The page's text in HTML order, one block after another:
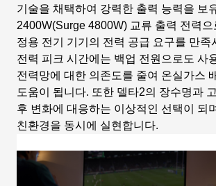
기술을 채택하여 강력한 출력 능력을 보
2400W(Surge 4800W) 교류 출력 전력
정용 전기 기기의 전력 공급 요구를 만족
전력 피크 시간에는 백업 전원으로도 사
전력망에 대한 의존도를 줄여 온실가스
도움이 됩니다. 또한 델타2의 장수명과
후 변화에 대응하는 이상적인 선택이 되
친환경을 동시에 실현합니다.